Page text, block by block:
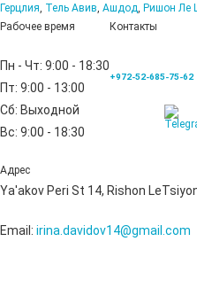
Герцлия, Тель Авив, Ашдод, Ришон Ле
Рабочее время
Пн - Чт: 9:00 - 18:30
Пт: 9:00 - 13:00
Сб: Выходной
Вс: 9:00 - 18:30
Контакты
+972-52-685-75-62
Адрес
Ya'akov Peri St 14, Rishon
Email: irina.davidov14@gmail.com